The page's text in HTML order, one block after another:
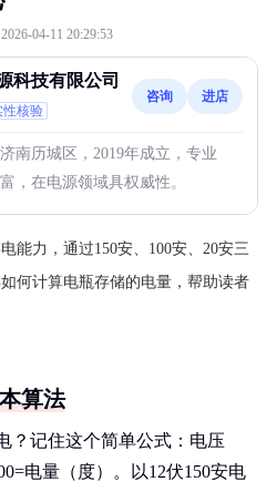
2026-04-11 20:29:53
科技有限公司
性核验
咨询 进店
南历城区，2019年成立，专业
，在电源领域具权威性。
能力，通过150安、100安、20安三
何计算电瓶存储的电量，帮助读者
算法
？记住这个简单公式：电压
电量（度）。以12伏150安电